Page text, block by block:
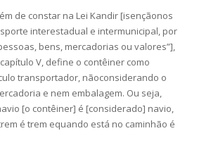
de constar na Lei Kandir [isençãonos
interestadual e intermunicipal, por
bens, mercadorias ou valores”],
V, define o contêiner como
transportador, nãoconsiderando o
e nem embalagem. Ou seja,
[o contêiner] é [considerado] navio,
é trem equando está no caminhão é